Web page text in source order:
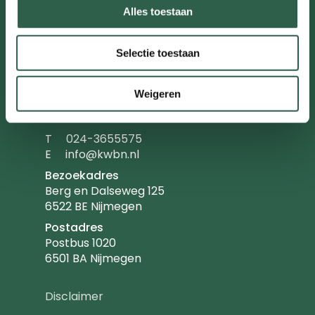
Alles toestaan
Selectie toestaan
Weigeren
anderen. Wandel jij met ons mee?
Koninklijke Wandelbond Nederland. Statutair
gevestigd te Utrecht. Handelsregister nr.
40409058 (Arnhem)
T Telefoonnummer
024-3655575
E Emailadres
info@kwbn.nl
Bezoekadres
Berg en Dalseweg 125
6522 BE Nijmegen
Postadres
Postbus 1020
6501 BA Nijmegen
Footer
Disclaimer